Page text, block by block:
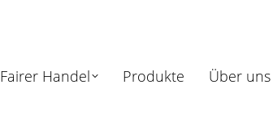
Fairer Handel Produkte Über uns